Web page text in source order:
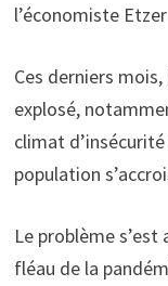
l’économiste
Ces derniers
explosé,
climat
population
Le problème s’est
fléau de la